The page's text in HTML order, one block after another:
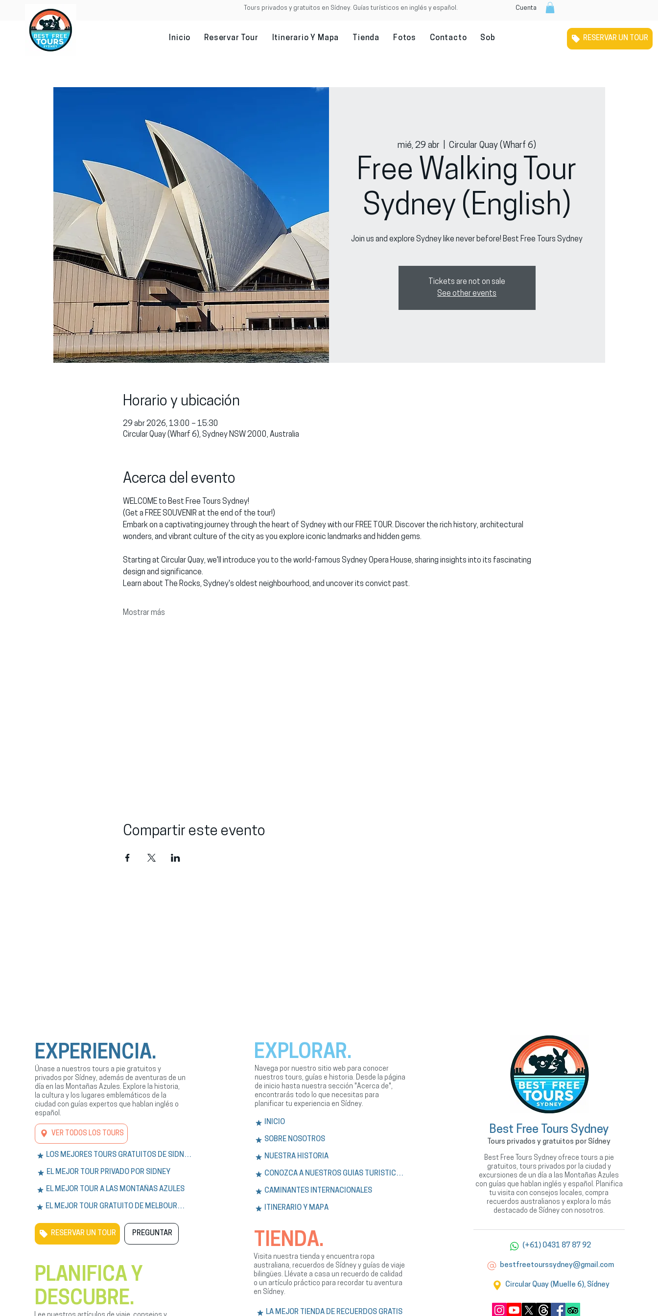
Tours privados y gratuitos en Sídney. Guías turísticos en inglés y español. Cuenta
Inicio Reservar Tour Itinerario Y Mapa Tienda Fotos Contacto Sobre nosotros Tour Gratuito Por
RESERVAR UN TOUR
mié, 29 abr
  |
Circular Quay (Wharf 6)
Free Walking Tour
Sydney (English)
Join us and explore Sydney like never before! Best Free Tours Sydney
Tickets are not on sale
See other events
Horario y ubicación
29 abr 2026, 13:00 – 15:30
Circular Quay (Wharf 6), Sydney NSW 2000, Australia
Acerca del evento
WELCOME to Best Free Tours Sydney!
(Get a FREE SOUVENIR at the end of the tour!)
Embark on a captivating journey through the heart of Sydney with our FREE TOUR. Discover the rich history, architectural
wonders, and vibrant culture of the city as you explore iconic landmarks and hidden gems.
Starting at Circular Quay, we'll introduce you to the world-famous Sydney Opera House, sharing insights into its fascinating
design and significance.
Learn about The Rocks, Sydney's oldest neighbourhood, and uncover its convict past.
Mostrar más
Compartir este evento
EXPERIENCIA.
Únase a nuestros tours a pie gratuitos y
privados por Sídney, además de aventuras de un
día en las Montañas Azules. Explore la historia,
la cultura y los lugares emblemáticos de la
ciudad con guías expertos que hablan inglés o
español.
VER TODOS LOS TOURS
LOS MEJORES TOURS GRATUITOS DE SÍDNEY
EL MEJOR TOUR PRIVADO POR SÍDNEY
EL MEJOR TOUR A LAS MONTAÑAS AZULES
EL MEJOR TOUR GRATUITO DE MELBOURNE
RESERVAR UN TOUR PREGUNTAR
PLANIFICA Y
DESCUBRE.
EXPLORAR.
Navega por nuestro sitio web para conocer
nuestros tours, guías e historia. Desde la página
de inicio hasta nuestra sección "Acerca de",
encontrarás todo lo que necesitas para
planificar tu experiencia en Sídney.
INICIO
SOBRE NOSOTROS
NUESTRA HISTORIA
CONOZCA A NUESTROS GUÍAS TURÍSTICOS
CAMINANTES INTERNACIONALES
ITINERARIO Y MAPA
TIENDA.
Visita nuestra tienda y encuentra ropa
australiana, recuerdos de Sídney y guías de viaje
bilingües. Llévate a casa un recuerdo de calidad
o un artículo práctico para recordar tu aventura
en Sídney.
LA MEJOR TIENDA DE RECUERDOS GRATIS
Best Free Tours Sydney
Tours privados y gratuitos por Sídney
Best Free Tours Sydney ofrece tours a pie
gratuitos, tours privados por la ciudad y
excursiones de un día a las Montañas Azules
con guías que hablan inglés y español. Planifica
tu visita con consejos locales, compra
recuerdos australianos y explora lo más
destacado de Sídney con nosotros.
(+61) 0431 87 87 92
bestfreetourssydney@gmail.com
Circular Quay (Muelle 6), Sídney